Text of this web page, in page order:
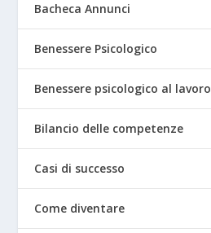
Bacheca Annunci
Benessere Psicologico
Benessere psicologico al lavoro
Bilancio delle competenze
Casi di successo
Come diventare